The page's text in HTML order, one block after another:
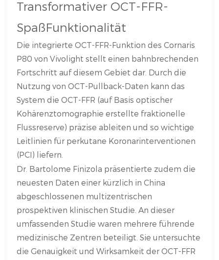
Transformativer OCT-FFR-
SpaßFunktionalität
Die integrierte OCT-FFR-Funktion des Cornaris
P80 von Vivolight stellt einen bahnbrechenden
Fortschritt auf diesem Gebiet dar. Durch die
Nutzung von OCT-Pullback-Daten kann das
System die OCT-FFR (auf Basis optischer
Kohärenztomographie erstellte fraktionelle
Flussreserve) präzise ableiten und so wichtige
Leitlinien für perkutane Koronarinterventionen
(PCI) liefern.
Dr. Bartolome Finizola präsentierte zudem die
neuesten Daten einer kürzlich in China
abgeschlossenen multizentrischen
prospektiven klinischen Studie. An dieser
umfassenden Studie waren mehrere führende
medizinische Zentren beteiligt. Sie untersuchte
die Genauigkeit und Wirksamkeit der OCT-FFR